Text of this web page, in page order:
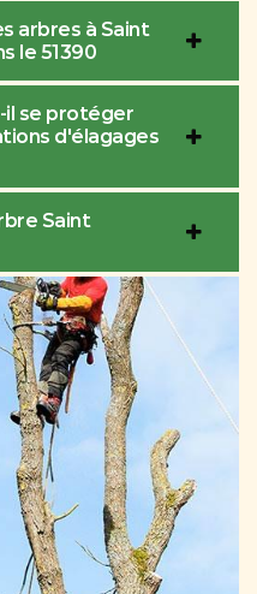
arbres à Saint
le 51390
il se protéger
d'élagages
Saint